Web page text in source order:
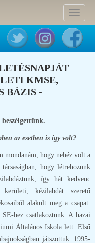
Toggle
KMSE,
BÁZIS -
az esetben is így volt?
mondanám, hogy nehéz volt a
hogy létrehozunk
így hát kedvenc
kézilabdát szerető
alakult meg a csapat.
hez csatlakoztunk. A hazai
Általános Iskola lett. Első
játszottuk. 1995-